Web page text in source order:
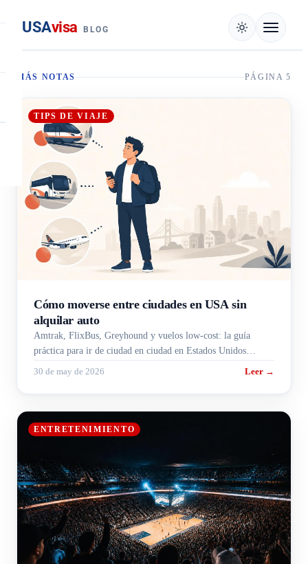
USAvisa BLOG
MÁS NOTAS PÁGINA 5
TIPS DE VIAJE
Cómo moverse entre ciudades en USA sin
alquilar auto
Amtrak, FlixBus, Greyhound y vuelos low-cost: la guía
práctica para ir de ciudad en ciudad en Estados Unidos
gastando lo justo.
30 de may de 2026 Leer →
ENTRETENIMIENTO